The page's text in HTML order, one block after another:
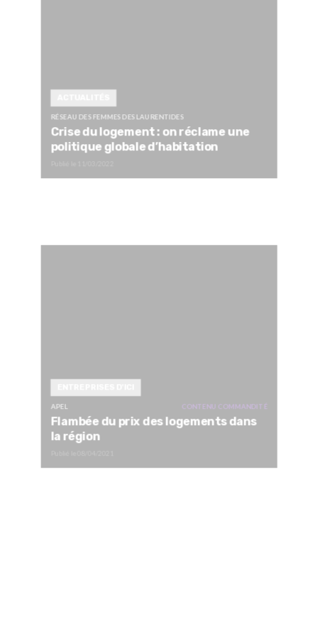
RÉSEAU DES FEMMES DES LAURENTIDES
Crise du logement : on réclame une
politique globale d’habitation
APEL CONTENU COMMANDITÉ
Flambée du prix des logements dans
la région